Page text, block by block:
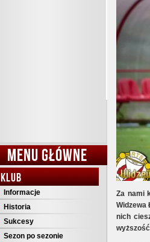
MENU GŁÓWNE
KLUB
Informacje
Historia
Sukcesy
Sezon po sezonie
Za nami
Widzewa
nich